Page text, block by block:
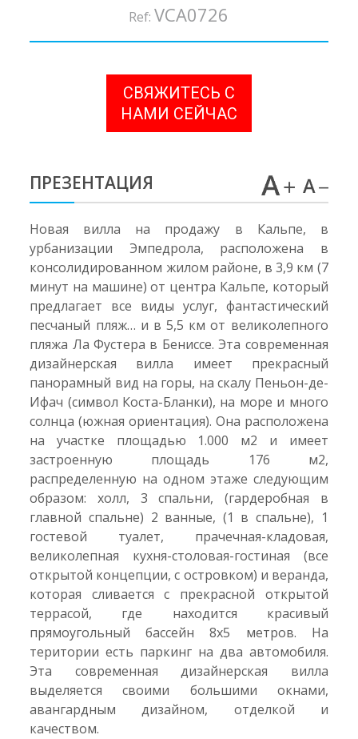
Ref: VCA0726
СВЯЖИТЕСЬ С
НАМИ СЕЙЧАС
ПРЕЗЕНТАЦИЯ
Новая вилла на продажу в Кальпе, в
урбанизации Эмпедрола, расположена в
консолидированном жилом районе, в 3,9 км (7
минут на машине) от центра Кальпе, который
предлагает все виды услуг, фантастический
песчаный пляж… и в 5,5 км от великолепного
пляжа Ла Фустера в Бениссе. Эта современная
дизайнерская вилла имеет прекрасный
панорамный вид на горы, на скалу Пеньон-де-
Ифач (символ Коста-Бланки), на море и много
солнца (южная ориентация). Она расположена
на участке площадью 1.000 м2 и имеет
застроенную площадь 176 м2,
распределенную на одном этаже следующим
образом: холл, 3 спальни, (гардеробная в
главной спальне) 2 ванные, (1 в спальне), 1
гостевой туалет, прачечная-кладовая,
великолепная кухня-столовая-гостиная (все
открытой концепции, с островком) и веранда,
которая сливается с прекрасной открытой
террасой, где находится красивый
прямоугольный бассейн 8x5 метров. На
територии есть паркинг на два автомобиля.
Эта современная дизайнерская вилла
выделяется своими большими окнами,
авангардным дизайном, отделкой и
качеством.